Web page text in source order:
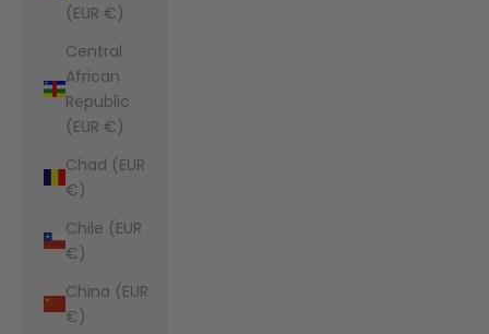
(EUR €)
Central
African
Republic
(EUR €)
Chad (EUR
€)
Chile (EUR
€)
China (EUR
€)